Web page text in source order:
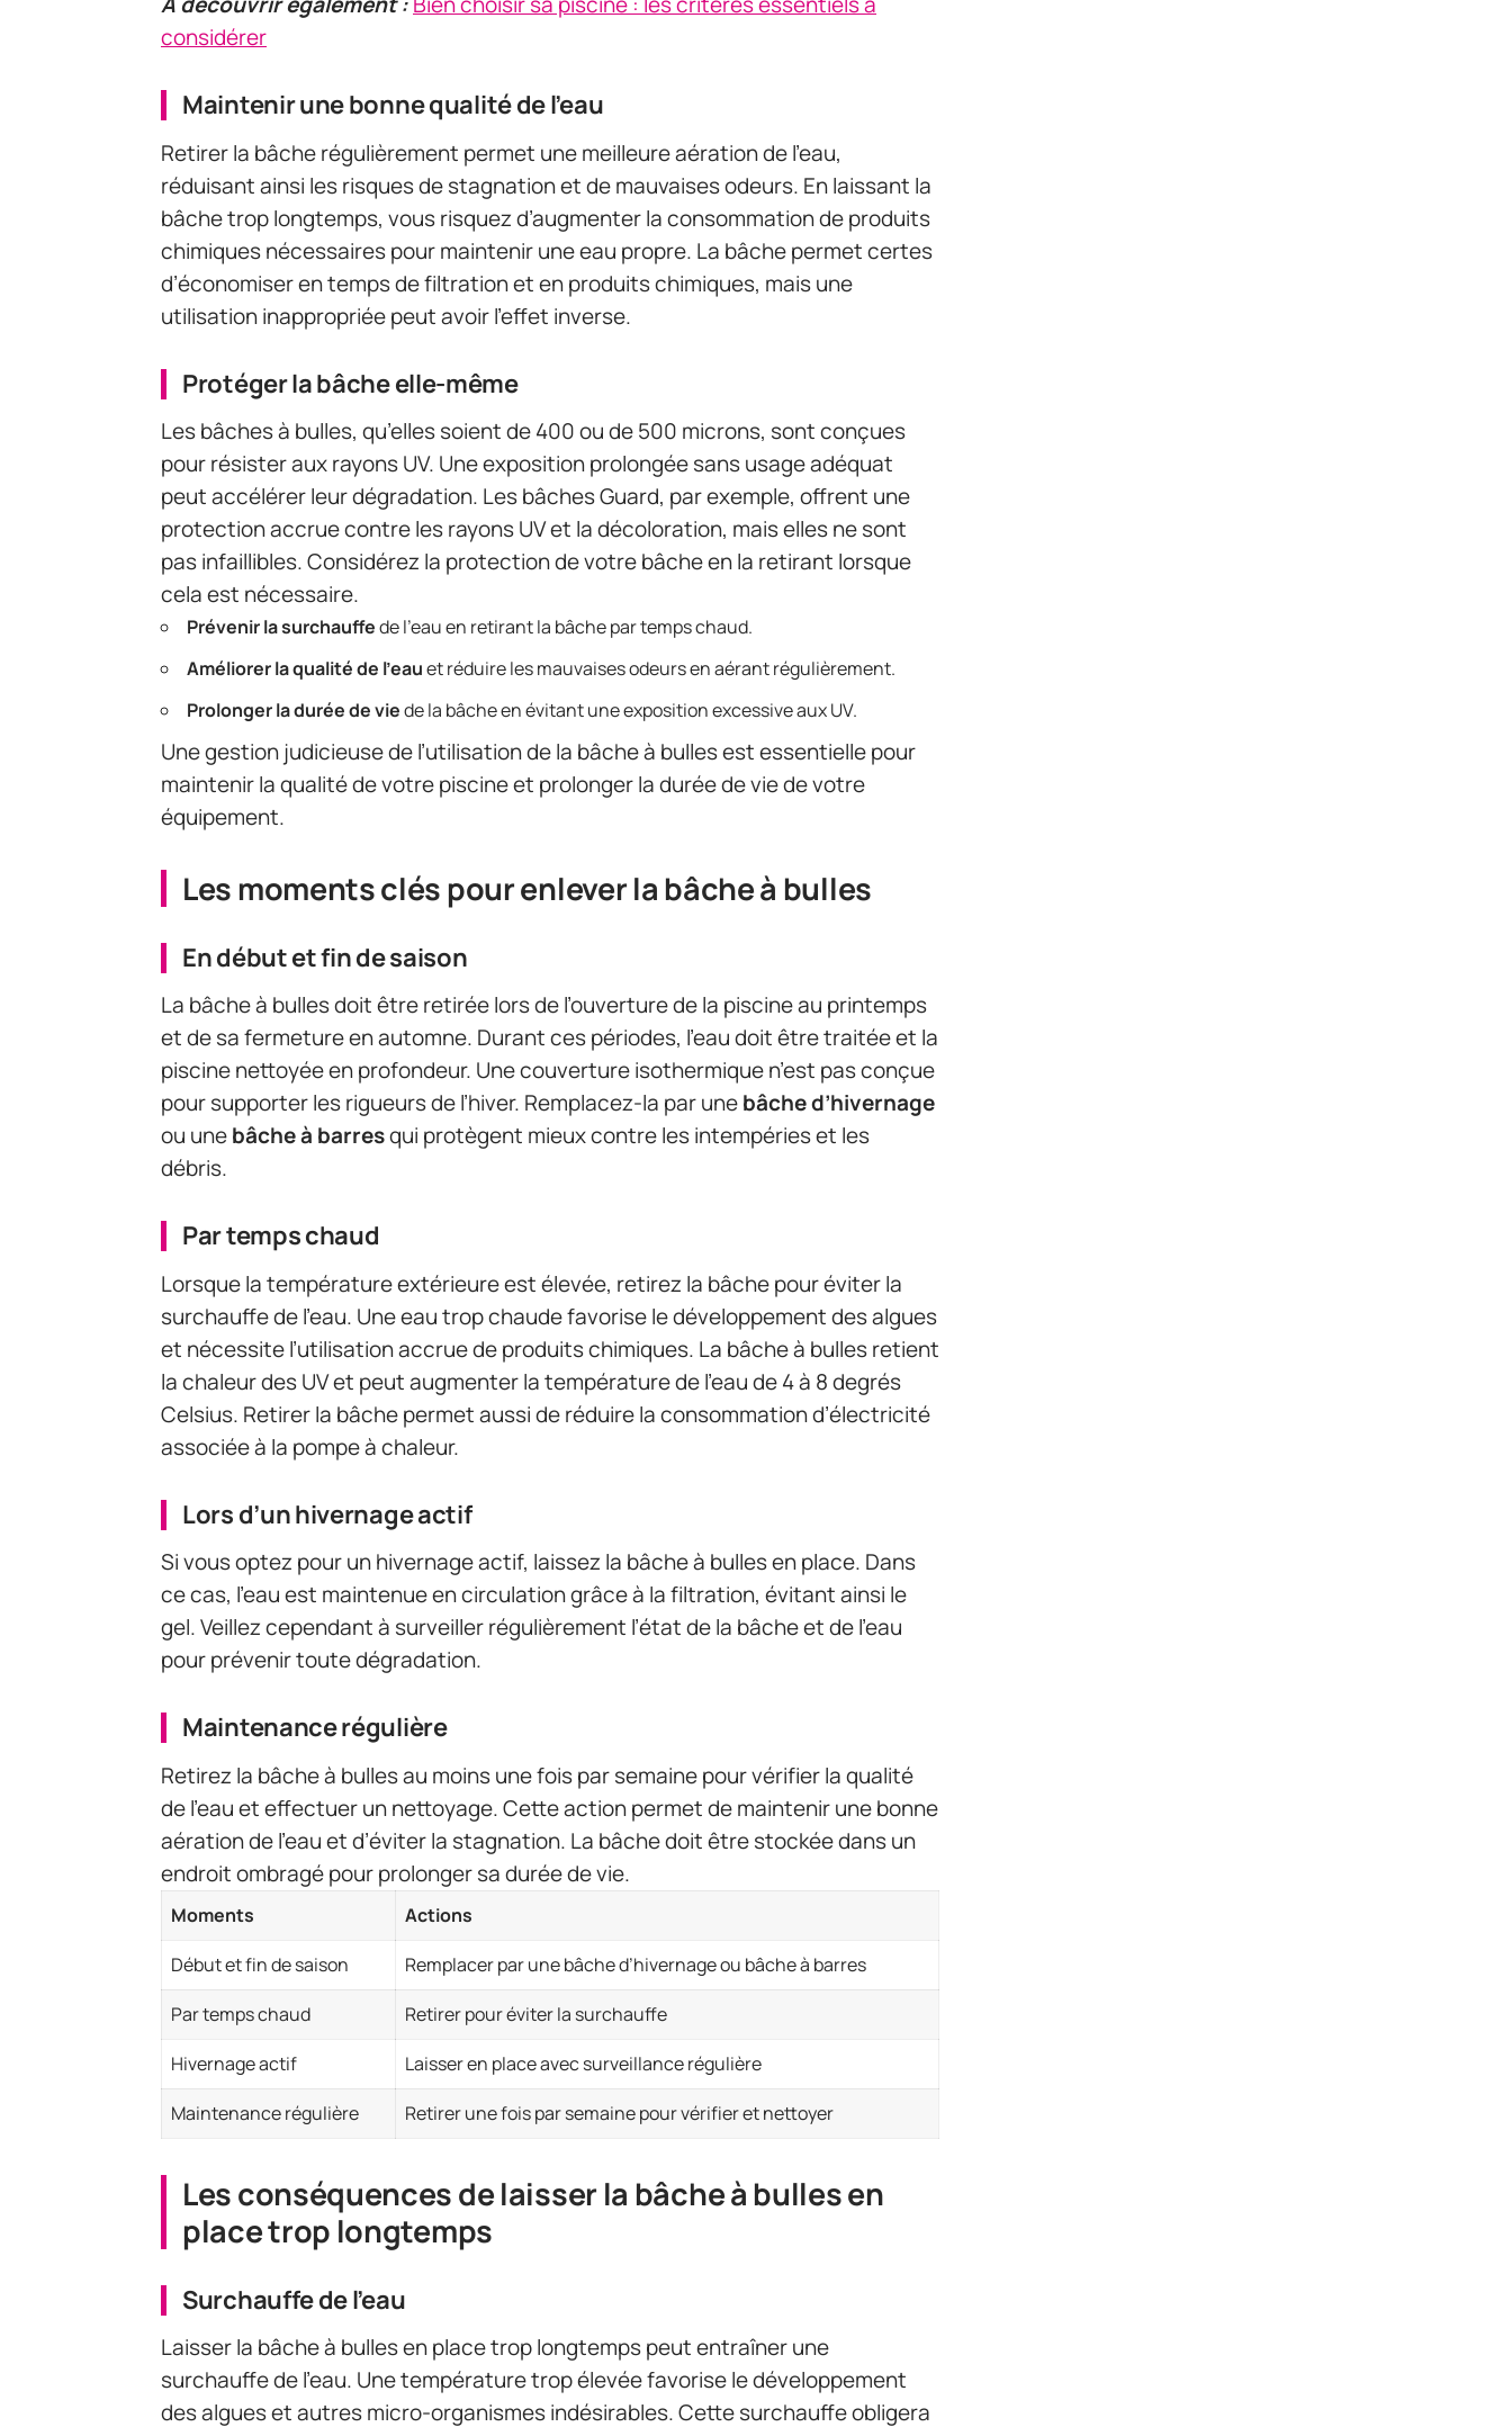
considérer
Maintenir une bonne qualité de l’eau
Retirer la bâche régulièrement permet une meilleure aération de l’eau,
réduisant ainsi les risques de stagnation et de mauvaises odeurs. En laissant la
bâche trop longtemps, vous risquez d’augmenter la consommation de produits
chimiques nécessaires pour maintenir une eau propre. La bâche permet certes
d’économiser en temps de filtration et en produits chimiques, mais une
utilisation inappropriée peut avoir l’effet inverse.
Protéger la bâche elle-même
Les bâches à bulles, qu’elles soient de 400 ou de 500 microns, sont conçues
pour résister aux rayons UV. Une exposition prolongée sans usage adéquat
peut accélérer leur dégradation. Les bâches Guard, par exemple, offrent une
protection accrue contre les rayons UV et la décoloration, mais elles ne sont
pas infaillibles. Considérez la protection de votre bâche en la retirant lorsque
cela est nécessaire.
Prévenir la surchauffede l’eau en retirant la bâche par temps chaud.
Améliorer la qualité de l’eauet réduire les mauvaises odeurs en aérant régulièrement.
Prolonger la durée de viede la bâche en évitant une exposition excessive aux UV.
Une gestion judicieuse de l’utilisation de la bâche à bulles est essentielle pour
maintenir la qualité de votre piscine et prolonger la durée de vie de votre
équipement.
Les moments clés pour enlever la bâche à bulles
En début et fin de saison
La bâche à bulles doit être retirée lors de l’ouverture de la piscine au printemps
et de sa fermeture en automne. Durant ces périodes, l’eau doit être traitée et la
piscine nettoyée en profondeur. Une couverture isothermique n’est pas conçue
pour supporter les rigueurs de l’hiver. Remplacez-la par unebâche d’hivernage
ou unebâche à barresqui protègent mieux contre les intempéries et les
débris.
Par temps chaud
Lorsque la température extérieure est élevée, retirez la bâche pour éviter la
surchauffe de l’eau. Une eau trop chaude favorise le développement des algues
et nécessite l’utilisation accrue de produits chimiques. La bâche à bulles retient
la chaleur des UV et peut augmenter la température de l’eau de 4 à 8 degrés
Celsius. Retirer la bâche permet aussi de réduire la consommation d’électricité
associée à la pompe à chaleur.
Lors d’un hivernage actif
Si vous optez pour un hivernage actif, laissez la bâche à bulles en place. Dans
ce cas, l’eau est maintenue en circulation grâce à la filtration, évitant ainsi le
gel. Veillez cependant à surveiller régulièrement l’état de la bâche et de l’eau
pour prévenir toute dégradation.
Maintenance régulière
Retirez la bâche à bulles au moins une fois par semaine pour vérifier la qualité
de l’eau et effectuer un nettoyage. Cette action permet de maintenir une bonne
aération de l’eau et d’éviter la stagnation. La bâche doit être stockée dans un
endroit ombragé pour prolonger sa durée de vie.
Moments
Actions
Début et fin de saison
Remplacer par une bâche d’hivernage ou bâche à barres
Par temps chaud
Retirer pour éviter la surchauffe
Hivernage actif
Laisser en place avec surveillance régulière
Maintenance régulière
Retirer une fois par semaine pour vérifier et nettoyer
Les conséquences de laisser la bâche à bulles en
place trop longtemps
Surchauffe de l’eau
Laisser la bâche à bulles en place trop longtemps peut entraîner une
surchauffe de l’eau. Une température trop élevée favorise le développement
des algues et autres micro-organismes indésirables. Cette surchauffe obligera